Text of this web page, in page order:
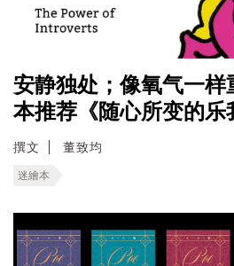
安静独处；像氧气一样
本推荐《随心所变的乐
撰文 董致均
迷繪本